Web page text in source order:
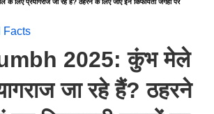
लिए प्रयागराज जा रहे हैं? ठहरने के लिए जाएं इन किफायती जगहों पर
Facts
2025: कुंभ मेले
जा रहे हैं? ठहरने